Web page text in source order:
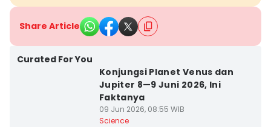
Share Article
Curated For You
Konjungsi Planet Venus dan
Jupiter 8—9 Juni 2026, Ini
Faktanya
09 Jun 2026, 08:55 WIB
Science